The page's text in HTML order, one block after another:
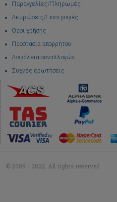
Παραγγελίες/Πληρωμές
Ακυρώσεις/Επιστροφές
Όροι χρήσης
Προστασία απορρήτου
Ασφάλεια συναλλαγών
Συχνές ερωτήσεις
© 2009 - 2022. All rights reserved